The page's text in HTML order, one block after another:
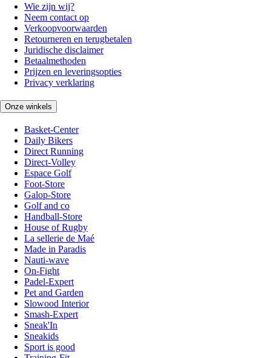
Wie zijn wij?
Neem contact op
Verkoopvoorwaarden
Retourneren en terugbetalen
Juridische disclaimer
Betaalmethoden
Prijzen en leveringsopties
Privacy verklaring
Onze winkels
Basket-Center
Daily Bikers
Direct Running
Direct-Volley
Espace Golf
Foot-Store
Galop-Store
Golf and co
Handball-Store
House of Rugby
La sellerie de Maé
Made in Paradis
Nauti-wave
On-Fight
Padel-Expert
Pet and Garden
Slowood Interior
Smash-Expert
Sneak'In
Sneakids
Sport is good